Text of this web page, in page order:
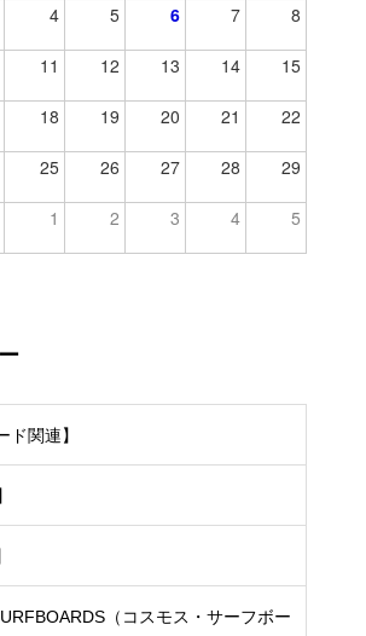
4 5 6 7 8
11 12 13 14 15
18 19 20 21 22
25 26 27 28 29
1 2 3 4 5
ド関連】
（コスモス・サーフボー